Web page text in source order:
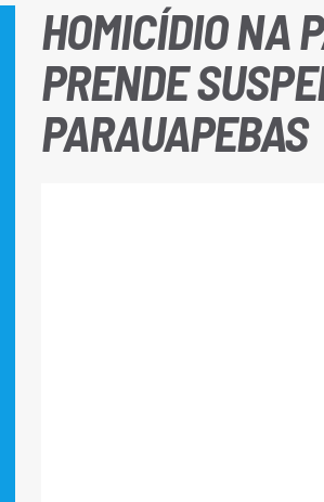
HOMICÍDIO NA
PRENDE
PARAUAPEBAS